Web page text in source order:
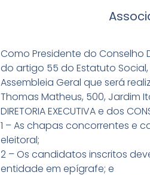
Como Presidente do
do artigo 55 do Estatuto
Assembleia Geral que será
Thomas Matheus, 500, Jardim
DIRETORIA EXECUTIVA e dos
1 – As chapas concorrentes e
eleitoral;
2 – Os candidatos inscritos
entidade em epígrafe; e